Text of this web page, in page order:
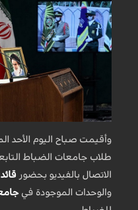
وأقيمت صباح اليوم الأحد
طلاب جامعات الضباط
الاتصال بالفيديو بحضور
والوحدات الموجودة في